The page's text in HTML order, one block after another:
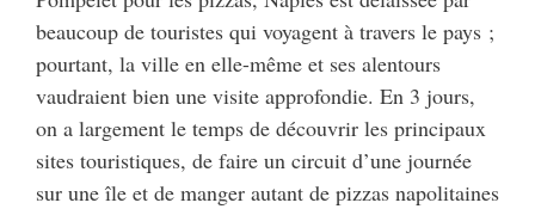
beaucoup de touristes qui voyagent à travers le pays ;
pourtant, la ville en elle-même et ses alentours
vaudraient bien une visite approfondie. En 3 jours,
on a largement le temps de découvrir les principaux
sites touristiques, de faire un circuit d’une journée
sur une île et de manger autant de pizzas napolitaines